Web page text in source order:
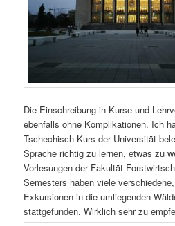
Die Einschreibung in Kurse und
ebenfalls ohne Komplikationen. Ich
Tschechisch-Kurs der Universität
Sprache richtig zu lernen, etwas zu
Vorlesungen der Fakultät
Semesters haben viele
Exkursionen in die umliegenden
stattgefunden. Wirklich sehr zu